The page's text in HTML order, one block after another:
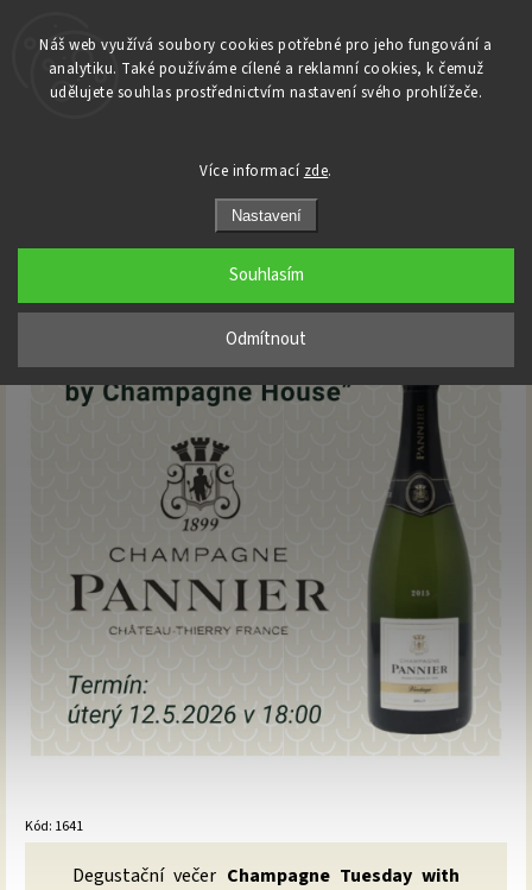
Náš web využívá soubory cookies potřebné pro jeho fungování a
analytiku. Také používáme cílené a reklamní cookies, k čemuž
udělujete souhlas prostřednictvím nastavení svého prohlížeče.
Více informací zde.
Nastavení
Odmítnout
Souhlasím
Domů / Degustace /
Champagne Tuesday with Pannier,
by Champagne House
Kód: 1641
Degustační večer Champagne Tuesday with